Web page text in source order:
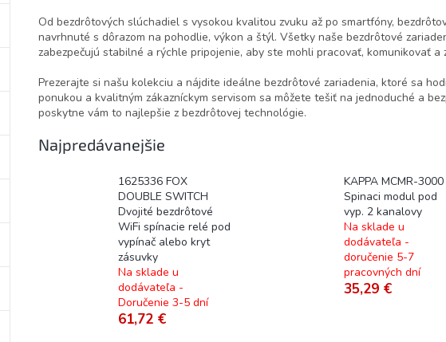
Od bezdrôtových slúchadiel s vysokou kvalitou zvuku až po smartfóny,
navrhnuté s dôrazom na pohodlie, výkon a štýl. Všetky naše bezdrôtové
zabezpečujú stabilné a rýchle pripojenie, aby ste mohli pracovať, komunikovať a
Prezerajte si našu kolekciu a nájdite ideálne bezdrôtové zariadenia, ktoré sa
ponukou a kvalitným zákazníckym servisom sa môžete tešiť na jednoduché a
poskytne vám to najlepšie z bezdrôtovej technológie.
Najpredávanejšie
1625336 FOX
DOUBLE SWITCH
Dvojité bezdrôtové
WiFi spínacie relé pod
vypínač alebo kryt
zásuvky
Na sklade u
dodávateľa -
Doručenie 3-5 dní
61,72 €
KAPPA MCMR-3000
Spinaci modul pod
vyp. 2 kanalovy
Na sklade u
dodávateľa -
doručenie 5-7
pracovných dní
35,29 €